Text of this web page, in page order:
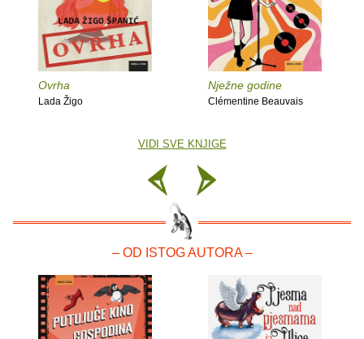
Ovrha
Lada Žigo
Nježne godine
Clémentine Beauvais
VIDI SVE KNJIGE
– OD ISTOG AUTORA –